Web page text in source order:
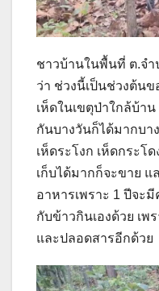
ชาวบ้านในพื้นที่ ต.จำ
ว่า ช่วงนี้เป็นช่วงต้นข
เห็ดในเขตุป่าใกล้บ้า
กันบางวันก็ได้มากบา
เห็ดระโงก เห็ดกระโ
เก็บได้มากก็จะขาย
อาหารเพราะ 1 ปีจะ
กับข้าวกินเองด้วย เพ
และปลอดสารอีกด้วย